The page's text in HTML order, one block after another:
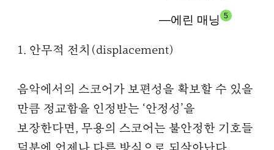
―에린 매닝 5
1. 안무적 전치(displacement)
음악에서의 스코어가 보편성을 확보할 수 있을
만큼 정교함을 인정받는 ‘안정성’을
보장한다면, 무용의 스코어는 불안정한 기호들